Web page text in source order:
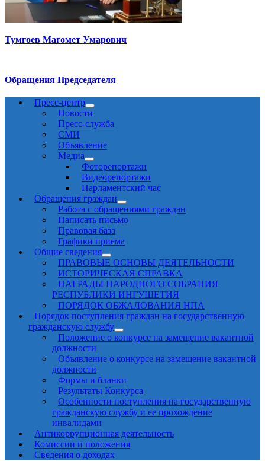
Тумгоев Магомет Умарович
Обращения Председателя
Пресс-центр
Новости
Пресс-служба
СМИ
Объявление
Медиа
Фоторепортажи
Видеорепортажи
Парламентский час
Обращения граждан
Работа с обращениями граждан
Написать письмо
Правовая база
Графики приема
Общие сведения
ПРАВОВЫЕ ОСНОВЫ ДЕЯТЕЛЬНОСТИ
ИСТОРИЧЕСКАЯ СПРАВКА
НАГРАДЫ НАРОДНОГО СОБРАНИЯ
РЕСПУБЛИКИ ИНГУШЕТИЯ
ПОРЯДОК ОБЖАЛОВАНИЯ НПА
Порядок поступления граждан на государственную
гражданскую службу
Положение о конкурсе на замещение вакантной
должности
Объявление о конкурсе на замещение вакантной
должности
Формы и бланки
Результаты Конкурса
Особенности поступления на государственную
гражданскую службу и ее прохождение
инвалидами
Антикоррупционная деятельность
Комиссии и положения
Сведения о доходах